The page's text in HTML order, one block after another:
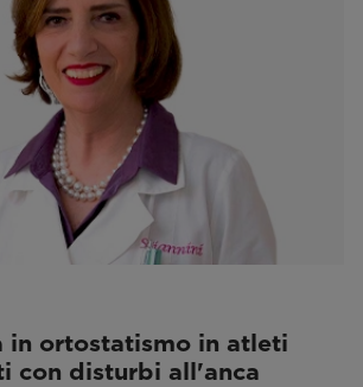
in ortostatismo in atleti
con disturbi all'anca